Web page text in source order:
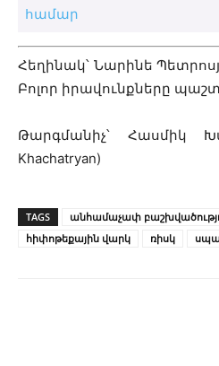
համար
Հեղինակ՝ Նարինե
Բոլոր իրավունքները
Թարգմանիչ՝ Հասմիկ
Khachatryan)
TAGS անհամաչափ
հիփոթեքային վարկ
ռիսկ